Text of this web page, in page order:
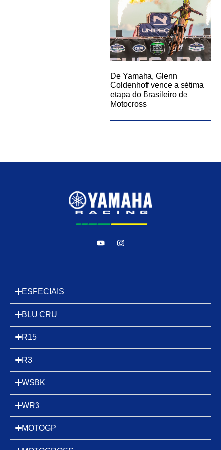
De Yamaha, Glenn
Coldenhoff vence a sétima
etapa do Brasileiro de
Motocross
ESPECIAIS
BLU CRU
R15
R3
WSBK
WR3
MOTOGP